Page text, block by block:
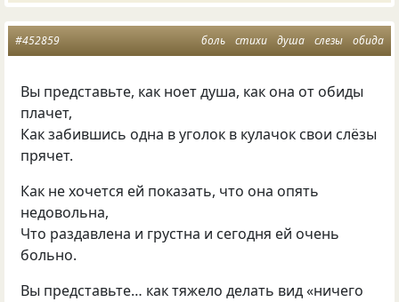
боль стихи душа слезы обида
#452859
Вы представьте, как ноет душа, как она от обиды
плачет,
Как забившись одна в уголок в кулачок свои слёзы
прячет.
Как не хочется ей показать, что она опять
недовольна,
Что раздавлена и грустна и сегодня ей очень
больно.
Вы представьте… как тяжело делать вид«ничего